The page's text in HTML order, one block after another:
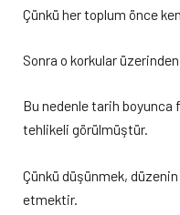
Çünkü her toplum önce
Sonra o korkular
Bu nedenle tarih boyunca
tehlikeli görülmüştür.
Çünkü düşünmek,
etmektir.